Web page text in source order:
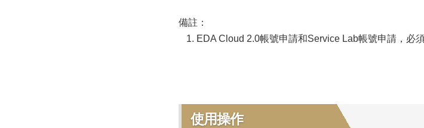
備註：
EDA Cloud 2.0帳號申請和Service Lab帳號申請，必
使用操作